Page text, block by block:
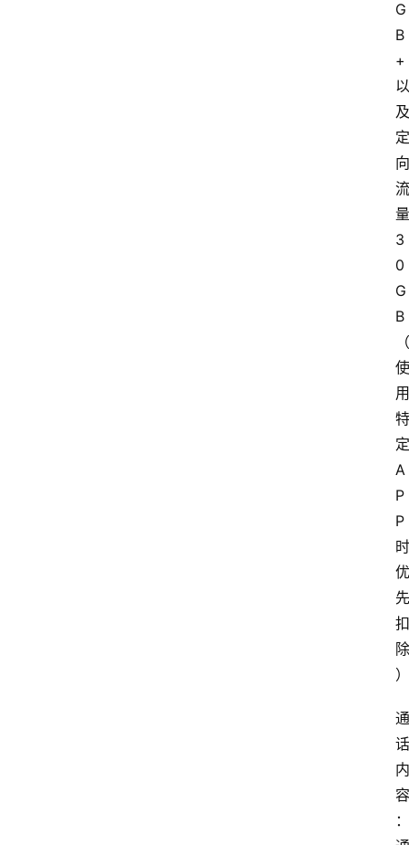
G
B
+
以
及
定
向
流
量
3
0
G
B
（
使
用
特
定
A
P
P
时
优
先
扣
除
）
通
话
内
容
：